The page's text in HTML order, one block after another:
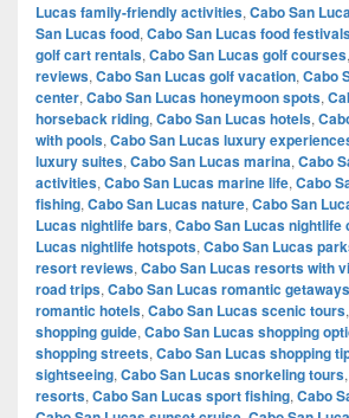
Lucas family-friendly activities, Cabo San
San Lucas food, Cabo San Lucas food
golf cart rentals, Cabo San Lucas golf courses,
reviews, Cabo San Lucas golf vacation, Cabo
center, Cabo San Lucas honeymoon spots,
horseback riding, Cabo San Lucas hotels,
with pools, Cabo San Lucas luxury
luxury suites, Cabo San Lucas marina, Cabo
activities, Cabo San Lucas marine life, Cabo
fishing, Cabo San Lucas nature, Cabo San
Lucas nightlife bars, Cabo San Lucas nightlife
Lucas nightlife hotspots, Cabo San Lucas
resort reviews, Cabo San Lucas resorts with
road trips, Cabo San Lucas romantic getaways
romantic hotels, Cabo San Lucas scenic tours,
shopping guide, Cabo San Lucas shopping
shopping streets, Cabo San Lucas shopping
sightseeing, Cabo San Lucas snorkeling tours,
resorts, Cabo San Lucas sport fishing, Cabo